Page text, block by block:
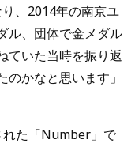
、2014年の南京ユ
ル、団体で金メダル
ていた当時を振り返
かなと思います」
れた「Number」で